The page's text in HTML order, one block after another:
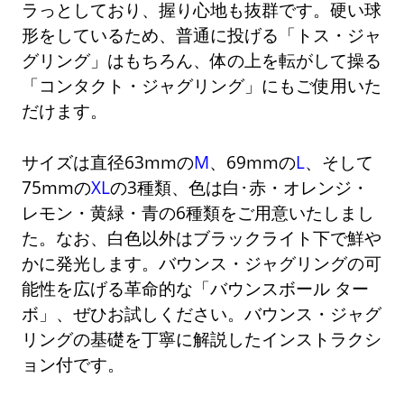
ラっとしており、握り心地も抜群です。硬い球
形をしているため、普通に投げる「トス・ジャ
グリング」はもちろん、体の上を転がして操る
「コンタクト・ジャグリング」にもご使用いた
だけます。
サイズは直径63mmのM、69mmのL、そして
75mmのXLの3種類、色は白･赤・オレンジ・
レモン・黄緑・青の6種類をご用意いたしまし
た。なお、白色以外はブラックライト下で鮮や
かに発光します。バウンス・ジャグリングの可
能性を広げる革命的な「バウンスボール ター
ボ」、ぜひお試しください。バウンス・ジャグ
リングの基礎を丁寧に解説したインストラクシ
ョン付です。